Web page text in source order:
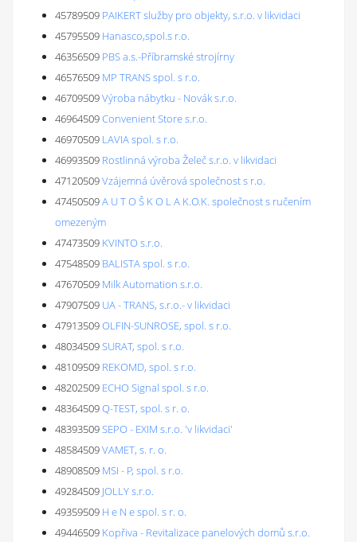
45789509 PAIKERT služby pro objekty, s.r.o. v likvidaci
45795509 Hanasco,spol.s r.o.
46356509 PBS a.s.-Příbramské strojírny
46576509 MP TRANS spol. s r.o.
46709509Výroba nábytku - Novák s.r.o.
46964509Convenient Store s.r.o.
46970509 LAVIA spol. s r.o.
46993509 Rostlinná výroba Želeč s.r.o. v likvidaci
47120509Vzájemná úvěrová společnost s r.o.
47450509A U T O Š K O L A K.O.K. společnost s ručením
omezeným
47473509 KVINTO s.r.o.
47548509 BALISTA spol. s r.o.
47670509 Milk Automation s.r.o.
47907509 UA - TRANS, s.r.o.- v likvidaci
47913509OLFIN-SUNROSE, spol. s r.o.
48034509SURAT, spol. s r.o.
48109509 REKOMD, spol. s r.o.
48202509 ECHO Signal spol. s r.o.
48364509Q-TEST, spol. s r. o.
48393509SEPO - EXIM s.r.o. 'v likvidaci'
48584509VAMET, s. r. o.
48908509 MSI - P, spol. s r.o.
49284509 JOLLY s.r.o.
49359509 H e N e spol. s r. o.
49446509 Kopřiva - Revitalizace panelových domů s.r.o.